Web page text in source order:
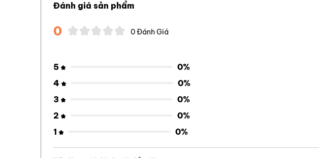
Đánh giá sản phẩm
0 0 Đánh Giá
5
0%
4
0%
3
0%
2
0%
1
0%